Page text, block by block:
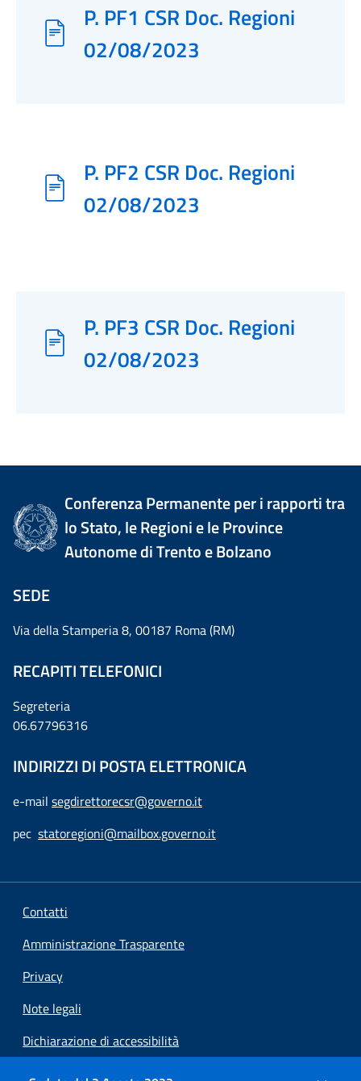
P. PF1 CSR Doc. Regioni
02/08/2023
P. PF2 CSR Doc. Regioni
02/08/2023
P. PF3 CSR Doc. Regioni
02/08/2023
Conferenza Permanente per i rapporti tra
lo Stato, le Regioni e le Province
Autonome di Trento e Bolzano
SEDE
Via della Stamperia 8, 00187 Roma (RM)
RECAPITI TELEFONICI
Segreteria
06.67796316
INDIRIZZI DI POSTA ELETTRONICA
e-mail segdirettorecsr@governo.it
pec statoregioni@mailbox.governo.it
Contatti
Amministrazione Trasparente
Privacy
Note legali
Dichiarazione di accessibilità
Preferenze cookie